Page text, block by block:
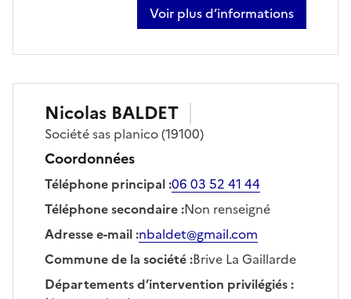
Voir plus d’informations
sur philippe andre
Nicolas BALDET
Sociétésas planico(19100)
Coordonnées
Téléphone principal:06 03 52 41 44
Téléphone secondaire:Non renseigné
Adresse e-mail:nbaldet@gmail.com
Commune de la société:Brive La Gaillarde
Départements d’intervention privilégiés: